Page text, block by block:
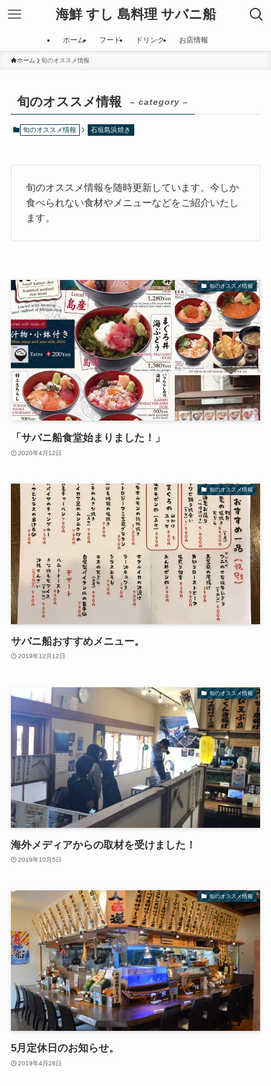
海鮮 すし 島料理 サバニ船
ホーム フード ドリンク お店情報
ホーム 旬のオススメ情報
旬のオススメ情報 – category –
旬のオススメ情報 石垣島浜焼き
旬のオススメ情報を随時更新しています。今しか
食べられない食材やメニューなどをご紹介いたし
ます。
旬のオススメ情報
「サバニ船食堂始まりました！」
2020年4月12日
旬のオススメ情報
サバニ船おすすめメニュー。
2019年12月12日
旬のオススメ情報
海外メディアからの取材を受けました！
2019年10月5日
旬のオススメ情報
5月定休日のお知らせ。
2019年4月28日